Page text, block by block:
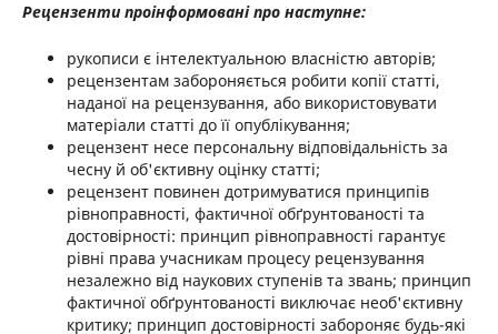
Рецензенти проінформовані про наступне:
рукописи є інтелектуальною власністю авторів;
рецензентам забороняється робити копії статті,
наданої на рецензування, або використовувати
матеріали статті до її опублікування;
рецензент несе персональну відповідальність за
чесну й об'єктивну оцінку статті;
рецензент повинен дотримуватися принципів
рівноправності, фактичної обґрунтованості та
достовірності: принцип рівноправності гарантує
рівні права учасникам процесу рецензування
незалежно від наукових ступенів та звань; принцип
фактичної обґрунтованості виключає необ'єктивну
критику; принцип достовірності забороняє будь-які